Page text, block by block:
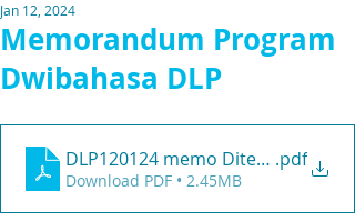
Memorandum Program
Dwibahasa DLP
Jan 12, 2024
DLP120124 memo Diterima chop
.pdf
Download PDF • 2.45MB